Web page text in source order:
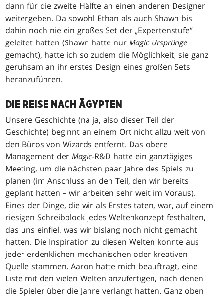
dann für die zweite Hälfte an einen anderen Designer
weitergeben. Da sowohl Ethan als auch Shawn bis
dahin noch nie ein großes Set der „Expertenstufe“
geleitet hatten (Shawn hatte nurMagic Ursprünge
gemacht), hatte ich so zudem die Möglichkeit, sie ganz
geruhsam an ihr erstes Design eines großen Sets
heranzuführen.
DIE REISE NACH ÄGYPTEN
Unsere Geschichte (na ja, also dieser Teil der
Geschichte) beginnt an einem Ort nicht allzu weit von
den Büros von Wizards entfernt. Das obere
Management derMagic-R&D hatte ein ganztägiges
Meeting, um die nächsten paar Jahre des Spiels zu
planen (im Anschluss an den Teil, den wir bereits
geplant hatten – wir arbeiten sehr weit im Voraus).
Eines der Dinge, die wir als Erstes taten, war, auf einem
riesigen Schreibblock jedes Weltenkonzept festhalten,
das uns einfiel, was wir bislang noch nicht gemacht
hatten. Die Inspiration zu diesen Welten konnte aus
jeder erdenklichen mechanischen oder kreativen
Quelle stammen. Aaron hatte mich beauftragt, eine
Liste mit den vielen Welten anzufertigen, nach denen
die Spieler über die Jahre verlangt hatten. Ganz oben